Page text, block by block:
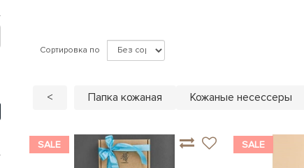
Сортировка по
< Папка кожаная Кожаные несессеры
SALE SALE